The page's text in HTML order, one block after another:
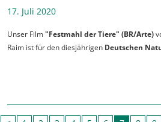
17. Juli 2020
Unser Film"Festmahl der Tiere" (BR/Arte)
Raim ist für den diesjährigen Deutschen